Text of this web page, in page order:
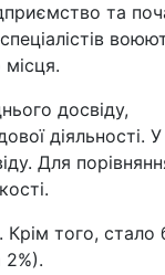
та
досвіду,
діяльності. У
Для
Крім того, стало
2%).